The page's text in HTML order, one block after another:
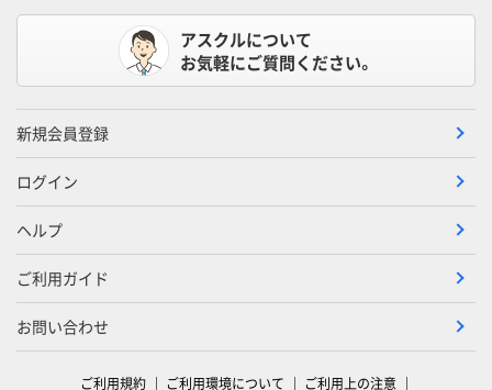
アスクルについて
お気軽にご質問ください。
新規会員登録
ログイン
ヘルプ
ご利用ガイド
お問い合わせ
ご利用規約 ご利用環境について ご利用上の注意